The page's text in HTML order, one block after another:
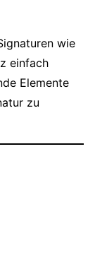
wie
einfach
Elemente
zu